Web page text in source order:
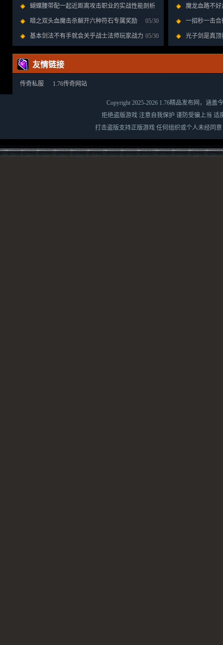
蝴蝶腰带配一起近距离攻击职业的实战性能剖析
05/30
暗之双头血魔击杀解开六种符石专属奖励 05/30
基本剑法不有手就会关乎战士法师玩家战力 05/30
级
魔龙血路不
一招秒一击
的成因解读
光子剑是真
友情链接
传奇私服 1.76传奇网站
Copyright 2025-2026 1.76精品发布网 ，涵盖
拒绝盗版游戏 注意自我保护 谨防受骗上当
打击盗版支持正版游戏 任何组织或个人未经同